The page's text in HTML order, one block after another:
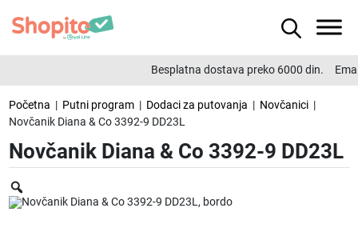
Besplatna dostava preko 6000 din.
Početna | Putni program| Dodaci za putovanja | Novčanici|
Novčanik Diana & Co 3392-9 DD23L
Novčanik Diana & Co 3392-9 DD23L